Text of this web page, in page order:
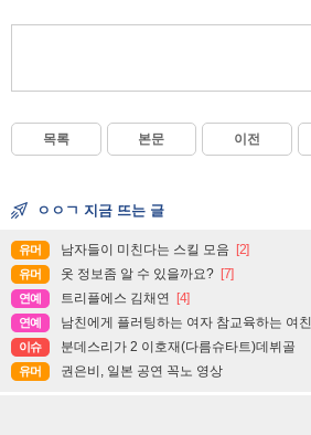
목록 본문 이전
ㅇㅇㄱ 지금 뜨는 글
유머 남자들이 미친다는 스킬 모음 [2]
유머 옷 정보좀 알 수 있을까요? [7]
연예 트리플에스 김채연 [4]
연예 남친에게 플러팅하는 여자 참교육하는 여친
이슈 분데스리가 2 이호재(다름슈타트)데뷔골
유머 권은비, 일본 공연 꼭노 영상